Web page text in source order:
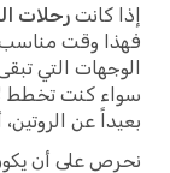
إذا كانت رحلات
فهذا وقت مناسب
الوجهات التي
سواء كنت تخطط
بعيداً عن
نحرص على أن